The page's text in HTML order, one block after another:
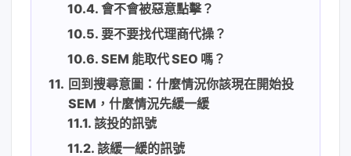
會不會被惡意點擊？
要不要找代理商代操？
SEM 能取代 SEO 嗎？
回到搜尋意圖：什麼情況你該現在開始投
SEM，什麼情況先緩一緩
該投的訊號
該緩一緩的訊號